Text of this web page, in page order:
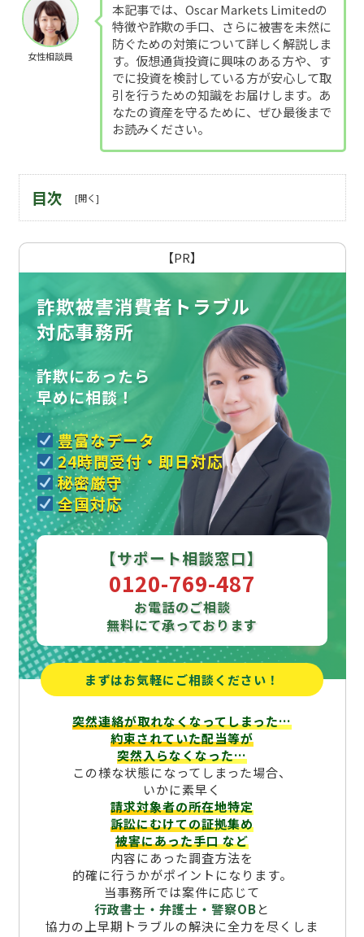
女性相談員
本記事では、Oscar Markets Limitedの
特徴や詐欺の手口、さらに被害を未然に
防ぐための対策について詳しく解説しま
す。仮想通貨投資に興味のある方や、す
でに投資を検討している方が安心して取
引を行うための知識をお届けします。あ
なたの資産を守るために、ぜひ最後まで
お読みください。
目次
【PR】
詐欺被害消費者トラブル
対応事務所
詐欺にあったら
早めに相談！
豊富なデータ
24時間受付・即日対応
秘密厳守
全国対応
【サポート相談窓口】
0120-769-487
お電話のご相談
無料にて承っております
まずはお気軽にご相談ください！
突然連絡が取れなくなってしまった…
約束されていた配当等が
突然入らなくなった…
この様な状態になってしまった場合、
いかに素早く
請求対象者の所在地特定
訴訟にむけての証拠集め
被害にあった手口など
内容にあった調査方法を
的確に行うかがポイントになります。
当事務所では案件に応じて
行政書士・弁護士・警察OBと
協力の上早期トラブルの解決に全力を尽くしま